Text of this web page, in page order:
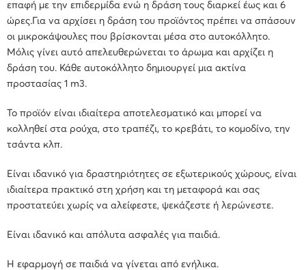
επαφή με την επιδερμίδα ενώ η δράση τους διαρκεί έως και 6
ώρες.Για να αρχίσει η δράση του προϊόντος πρέπει να σπάσουν
οι μικροκάψουλες που βρίσκονται μέσα στο αυτοκόλλητο.
Μόλις γίνει αυτό απελευθερώνεται το άρωμα και αρχίζει η
δράση του. Κάθε αυτοκόλλητο δημιουργεί μια ακτίνα
προστασίας 1 m3.
Το προϊόν είναι ιδιαίτερα αποτελεσματικό και μπορεί να
κολληθεί στα ρούχα, στο τραπέζι, το κρεβάτι, το κομοδίνο, την
τσάντα κλπ.
Είναι ιδανικό για δραστηριότητες σε εξωτερικούς χώρους, είναι
ιδιαίτερα πρακτικό στη χρήση και τη μεταφορά και σας
προστατεύει χωρίς να αλείφεστε, ψεκάζεστε ή λερώνεστε.
Είναι ιδανικό και απόλυτα ασφαλές για παιδιά.
Η εφαρμογή σε παιδιά να γίνεται από ενήλικα.